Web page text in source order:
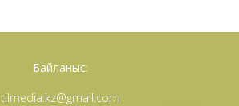
Байланыс:
tilmedia.kz@gmail.com